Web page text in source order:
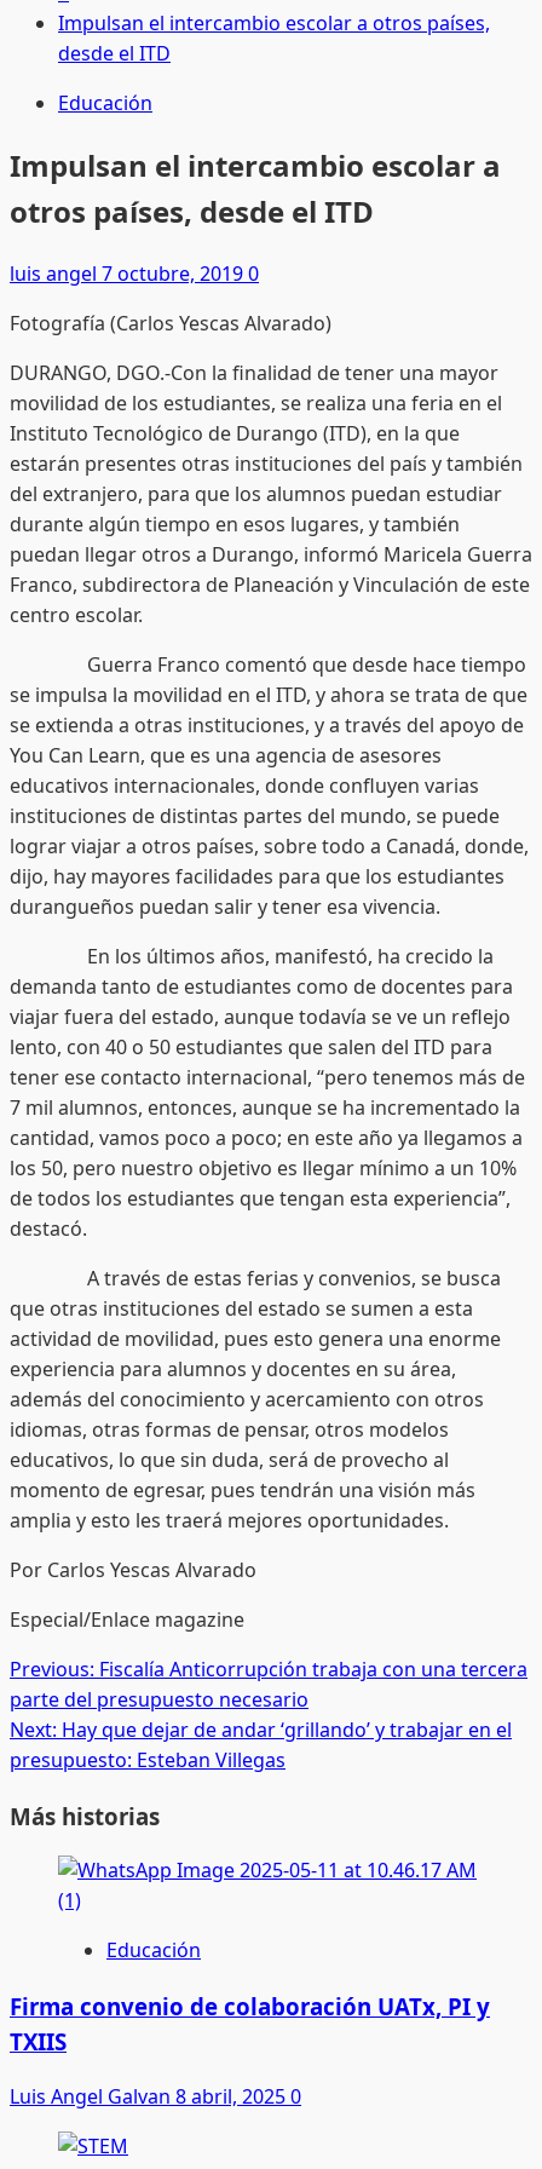
Impulsan el intercambio escolar a otros países,
desde el ITD
Educación
Impulsan el intercambio escolar a
otros países, desde el ITD
luis angel 7 octubre, 20190
Fotografía (Carlos Yescas Alvarado)
DURANGO, DGO.-Con la finalidad de tener una mayor
movilidad de los estudiantes, se realiza una feria en el
Instituto Tecnológico de Durango (ITD), en la que
estarán presentes otras instituciones del país y también
del extranjero, para que los alumnos puedan estudiar
durante algún tiempo en esos lugares, y también
puedan llegar otros a Durango, informó Maricela Guerra
Franco, subdirectora de Planeación y Vinculación de este
centro escolar.
Guerra Franco comentó que desde hace tiempo
se impulsa la movilidad en el ITD, y ahora se trata de que
se extienda a otras instituciones, y a través del apoyo de
You Can Learn, que es una agencia de asesores
educativos internacionales, donde confluyen varias
instituciones de distintas partes del mundo, se puede
lograr viajar a otros países, sobre todo a Canadá, donde,
dijo, hay mayores facilidades para que los estudiantes
durangueños puedan salir y tener esa vivencia.
En los últimos años, manifestó, ha crecido la
demanda tanto de estudiantes como de docentes para
viajar fuera del estado, aunque todavía se ve un reflejo
lento, con 40 o 50 estudiantes que salen del ITD para
tener ese contacto internacional, “pero tenemos más de
7 mil alumnos, entonces, aunque se ha incrementado la
cantidad, vamos poco a poco; en este año ya llegamos a
los 50, pero nuestro objetivo es llegar mínimo a un 10%
de todos los estudiantes que tengan esta experiencia”,
destacó.
A través de estas ferias y convenios, se busca
que otras instituciones del estado se sumen a esta
actividad de movilidad, pues esto genera una enorme
experiencia para alumnos y docentes en su área,
además del conocimiento y acercamiento con otros
idiomas, otras formas de pensar, otros modelos
educativos, lo que sin duda, será de provecho al
momento de egresar, pues tendrán una visión más
amplia y esto les traerá mejores oportunidades.
Por Carlos Yescas Alvarado
Especial/Enlace magazine
Post
navigation
Previous: Fiscalía Anticorrupción trabaja con una tercera
parte del presupuesto necesario
Next: Hay que dejar de andar ‘grillando’ y trabajar en el
presupuesto: Esteban Villegas
Más historias
Educación
Firma convenio de colaboración UATx, PI y
TXIIS
Luis Angel Galvan 8 abril, 20250